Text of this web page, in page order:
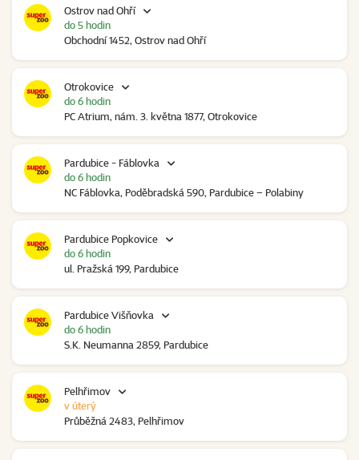
Ostrov nad Ohří
Obchodní 1452, Ostrov nad Ohří
do 5 hodin
Otrokovice
PC Atrium, nám. 3. května 1877, Otrokovice
do 6 hodin
Pardubice - Fáblovka
NC Fáblovka, Poděbradská 590, Pardubice – Polabiny
do 6 hodin
Pardubice Popkovice
ul. Pražská 199, Pardubice
do 6 hodin
Pardubice Višňovka
S.K. Neumanna 2859, Pardubice
do 6 hodin
Pelhřimov
Průběžná 2483, Pelhřimov
v úterý